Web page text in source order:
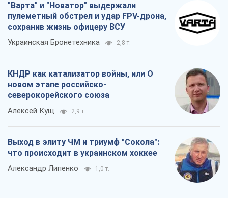
"Варта" и "Новатор" выдержали
пулеметный обстрел и удар FPV-дрона,
сохранив жизнь офицеру ВСУ
Украинская Бронетехника 2,8 т.
КНДР как катализатор войны, или О
новом этапе российско-
северокорейского союза
Алексей Кущ 2,9 т.
Выход в элиту ЧМ и триумф "Сокола":
что происходит в украинском хоккее
Александр Липенко 1,0 т.